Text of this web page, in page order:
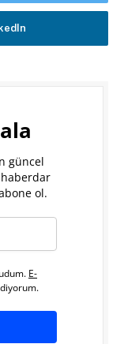
güncel
ol.
E-